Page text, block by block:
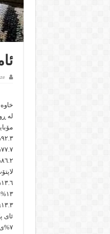
لە ڕووپێوى
٩٢.٣%ى کوڕان خاوەنى مۆبایلن.
٧٧.٧% ى کچان خاوەنى مۆبایلن.
٨٦.٢%ى تێکڕاى لاوان خاوەنى مۆبایلن.
١٣.٦% ى کوڕان خاوەنى لاپ تۆپن.
١٣%ى کچان خاوەنى لاپ تۆپن.
١٣.٣ى تێکڕاى لاوان خاوەنى لاپ تۆپن.
ئاى
٧%ى کوڕان خاوەنى ئای پادن.